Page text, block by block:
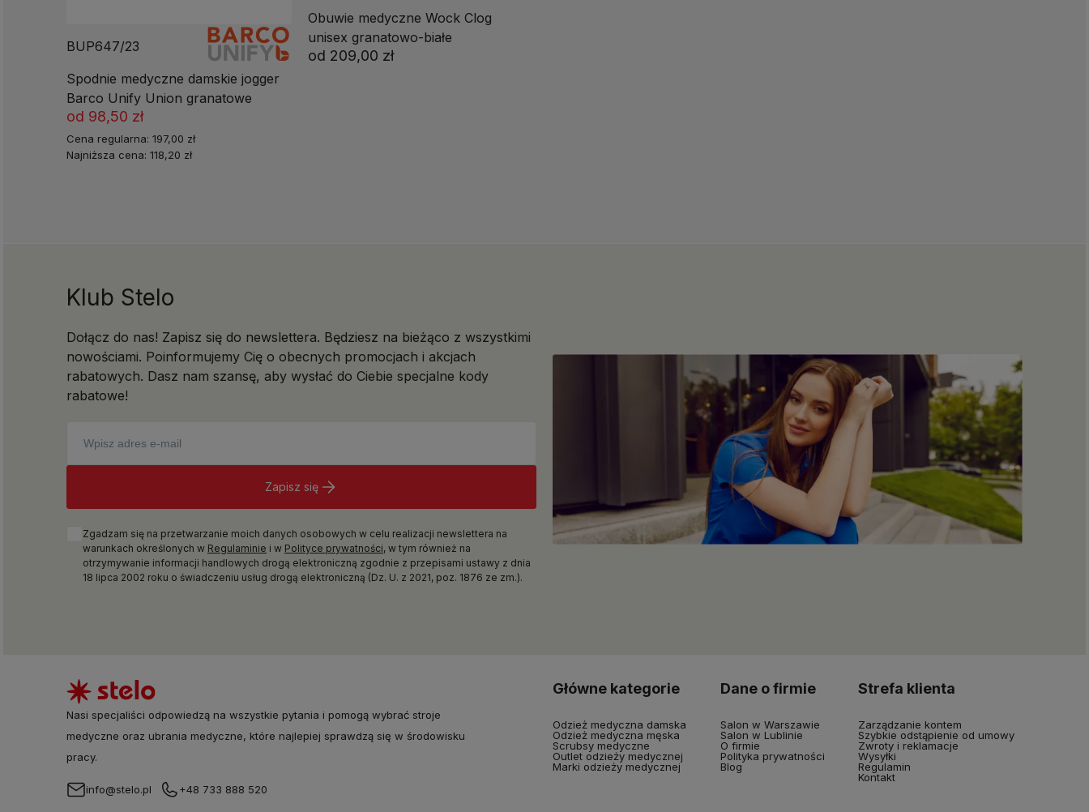
BUP647/23
Spodnie medyczne damskie jogger
Barco Unify Union granatowe
od 98,50 zł
Cena regularna: 197,00 zł
Najniższa cena: 118,20 zł
Obuwie medyczne Wock Clog
unisex granatowo-białe
od 209,00 zł
Klub Stelo
Dołącz do nas! Zapisz się do newslettera. Będziesz na bieżąco z wszystkimi
nowościami. Poinformujemy Cię o obecnych promocjach i akcjach
rabatowych. Dasz nam szansę, aby wysłać do Ciebie specjalne kody
rabatowe!
Zapisz się
Zgadzam się na przetwarzanie moich danych osobowych w celu realizacji newslettera na
warunkach określonych w Regulaminie i w Polityce prywatności, w tym również na
otrzymywanie informacji handlowych drogą elektroniczną zgodnie z przepisami ustawy z dnia
18 lipca 2002 roku o świadczeniu usług drogą elektroniczną (Dz. U. z 2021, poz. 1876 ze zm.).
Nasi specjaliści odpowiedzą na wszystkie pytania i pomogą wybrać stroje
medyczne oraz ubrania medyczne, które najlepiej sprawdzą się w środowisku
pracy.
info@stelo.pl +48 733 888 520
Główne kategorie
Odzież medyczna damska
Odzież medyczna męska
Scrubsy medyczne
Outlet odzieży medycznej
Marki odzieży medycznej
Dane o firmie
Salon w Warszawie
Salon w Lublinie
O firmie
Polityka prywatności
Blog
Strefa klienta
Zarządzanie kontem
Szybkie odstąpienie od umowy
Zwroty i reklamacje
Wysyłki
Regulamin
Kontakt